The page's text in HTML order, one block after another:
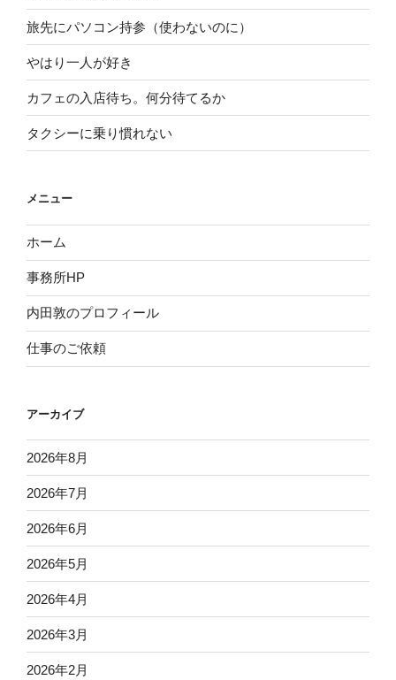
旅先にパソコン持参（使わないのに）
やはり一人が好き
カフェの入店待ち。何分待てるか
タクシーに乗り慣れない
メニュー
ホーム
事務所HP
内田敦のプロフィール
仕事のご依頼
アーカイブ
2026年8月
2026年7月
2026年6月
2026年5月
2026年4月
2026年3月
2026年2月